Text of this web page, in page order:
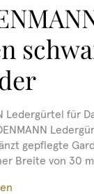
Ledergürtel für
gepflegte
Breite von 30